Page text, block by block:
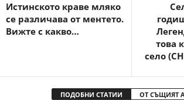
Истинското краве мляко
се различава от ментето.
Вижте с какво…
това
село
ПОДОБНИ СТАТИИ ОТ СЪЩИЯТ